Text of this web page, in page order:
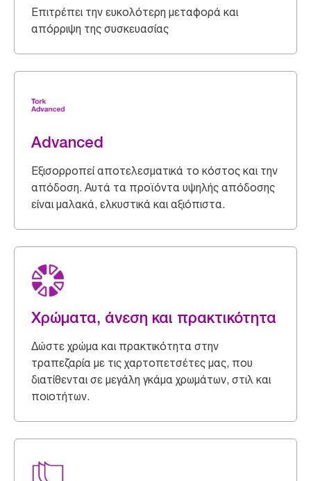
Επιτρέπει την ευκολότερη μεταφορά και
απόρριψη της συσκευασίας
Advanced
Εξισορροπεί αποτελεσματικά το κόστος και την
απόδοση. Αυτά τα προϊόντα υψηλής απόδοσης
είναι μαλακά, ελκυστικά και αξιόπιστα.
Χρώματα, άνεση και πρακτικότητα
Δώστε χρώμα και πρακτικότητα στην
τραπεζαρία με τις χαρτοπετσέτες μας, που
διατίθενται σε μεγάλη γκάμα χρωμάτων, στιλ και
ποιοτήτων.